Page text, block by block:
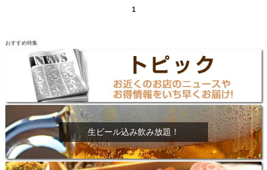
1
おすすめ特集
生ビール込み飲み放題！